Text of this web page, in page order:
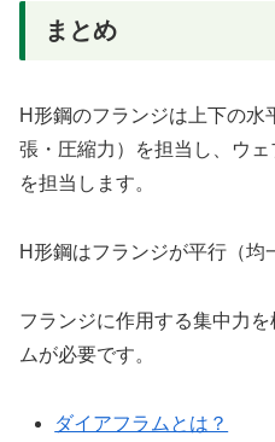
まとめ
H形鋼のフランジは上下の水
張・圧縮力）を担当し、ウ
を担当します。
H形鋼はフランジが平行（均
フランジに作用する集中力
ムが必要です。
ダイアフラムとは？